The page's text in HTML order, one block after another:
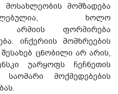
მომზადება
ხოლო
არმიის ფორმირება
იჩქერიის მომხრეების
ცნობილი არ არის,
უარყოფს ჩეჩნეთის
მოქმედებების